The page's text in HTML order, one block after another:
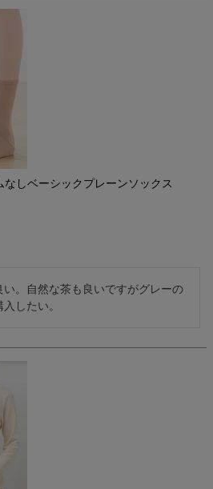
しベーシックプレーンソックス
い。自然な茶も良いですがグレーの
したい。